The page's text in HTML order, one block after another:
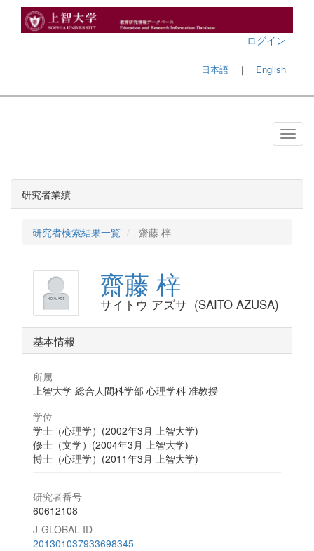
ログイン
日本語 ｜ English
研究者業績
研究者検索結果一覧 齋藤 梓
齋藤 梓
サイトウ アズサ (SAITO AZUSA)
基本情報
所属
上智大学 総合人間科学部 心理学科 准教授
学位
学士（心理学）(2002年3月 上智大学)
修士（文学）(2004年3月 上智大学)
博士（心理学）(2011年3月 上智大学)
研究者番号
60612108
J-GLOBAL ID
201301037933698345